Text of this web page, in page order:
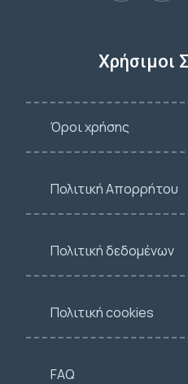
Χρήσιμοι
Όροι χρήσης
Πολιτική Απορρήτου
Πολιτική δεδομένων
Πολιτική cookies
FAQ